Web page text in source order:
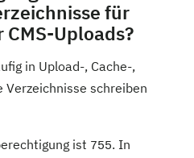
für
Uploads?
in Upload-, Cache-,
schreiben
ist 755. In